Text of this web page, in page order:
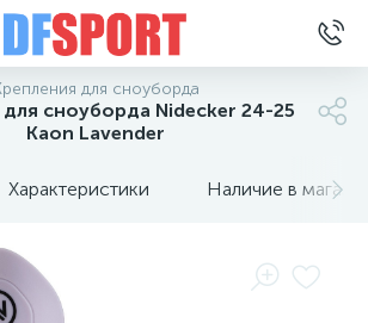
для сноуборда
для сноуборда Nidecker 24-25
Kaon Lavender
Характеристики Наличие в